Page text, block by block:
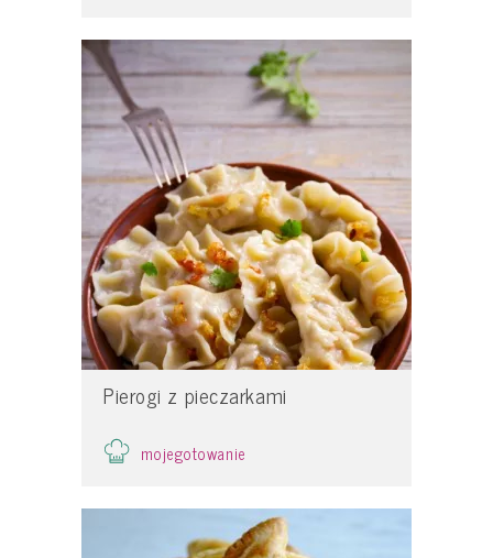
Pierogi z pieczarkami
mojegotowanie